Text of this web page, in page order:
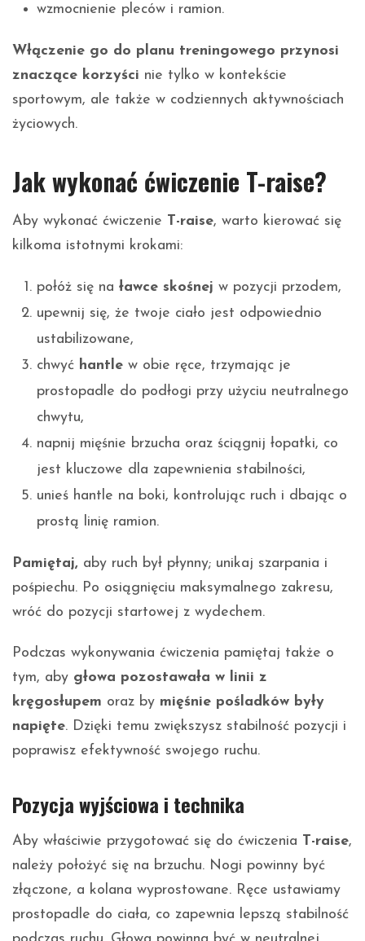
wzmocnienie pleców i ramion.
Włączenie go do planu treningowego przynosi
znaczące korzyści nie tylko w kontekście
sportowym, ale także w codziennych aktywnościach
życiowych.
Jak wykonać ćwiczenie T-raise?
Aby wykonać ćwiczenie T-raise, warto kierować się
kilkoma istotnymi krokami:
połóż się na ławce skośnej w pozycji przodem,
upewnij się, że twoje ciało jest odpowiednio
ustabilizowane,
chwyć hantle w obie ręce, trzymając je
prostopadle do podłogi przy użyciu neutralnego
chwytu,
napnij mięśnie brzucha oraz ściągnij łopatki, co
jest kluczowe dla zapewnienia stabilności,
unieś hantle na boki, kontrolując ruch i dbając o
prostą linię ramion.
Pamiętaj, aby ruch był płynny; unikaj szarpania i
pośpiechu. Po osiągnięciu maksymalnego zakresu,
wróć do pozycji startowej z wydechem.
Podczas wykonywania ćwiczenia pamiętaj także o
tym, aby głowa pozostawała w linii z
kręgosłupem oraz by mięśnie pośladków były
napięte. Dzięki temu zwiększysz stabilność pozycji i
poprawisz efektywność swojego ruchu.
Pozycja wyjściowa i technika
Aby właściwie przygotować się do ćwiczenia T-raise,
należy położyć się na brzuchu. Nogi powinny być
złączone, a kolana wyprostowane. Ręce ustawiamy
prostopadle do ciała, co zapewnia lepszą stabilność